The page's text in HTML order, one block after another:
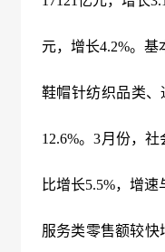
元，增长4.2%。基
鞋帽针纺织品类
12.6%。3月份，
比增长5.5%，增速
服务类零售额较